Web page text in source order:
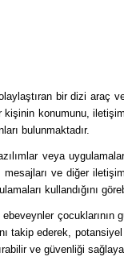
bir dizi araç
kişinin konumunu,
bulunmaktadır.
veya
ve diğer
kullandığını
çocuklarının
takip ederek,
ve güvenliği